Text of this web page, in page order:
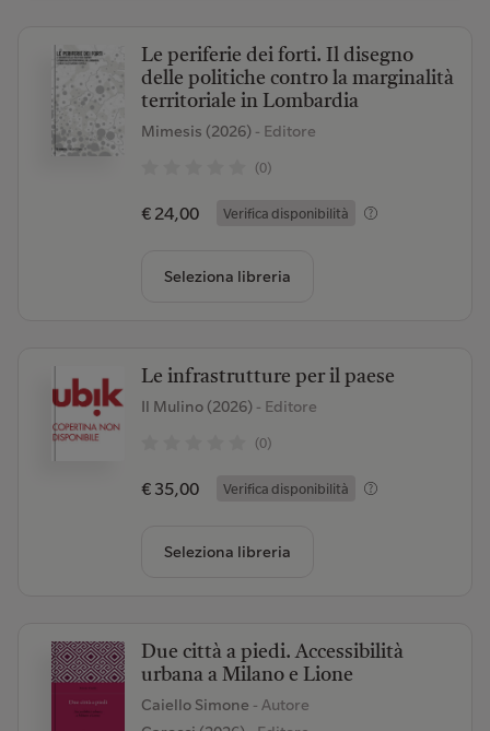
Le periferie dei forti. Il disegno
delle politiche contro la marginalità
territoriale in Lombardia
Mimesis (2026)- Editore
(0)
€ 24,00 Verifica disponibilità
Seleziona libreria
Le infrastrutture per il paese
Il Mulino (2026)- Editore
(0)
€ 35,00 Verifica disponibilità
Seleziona libreria
Due città a piedi. Accessibilità
urbana a Milano e Lione
Caiello Simone - Autore